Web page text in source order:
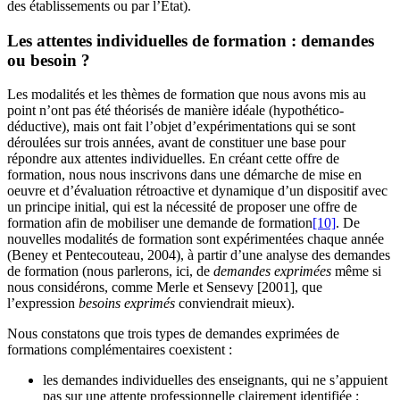
des établissements ou par l’État).
Les attentes individuelles de formation : demandes
ou besoin ?
Les modalités et les thèmes de formation que nous avons mis au
point n’ont pas été théorisés de manière idéale (hypothético-
déductive), mais ont fait l’objet d’expérimentations qui se sont
déroulées sur trois années, avant de constituer une base pour
répondre aux attentes individuelles. En créant cette offre de
formation, nous nous inscrivons dans une démarche de mise en
oeuvre et d’évaluation rétroactive et dynamique d’un dispositif avec
un principe initial, qui est la nécessité de proposer une offre de
formation afin de mobiliser une demande de formation[10]. De
nouvelles modalités de formation sont expérimentées chaque année
(Beney et Pentecouteau, 2004), à partir d’une analyse des demandes
de formation (nous parlerons, ici, de demandes exprimées même si
nous considérons, comme Merle et Sensevy [2001], que
l’expression besoins exprimés conviendrait mieux).
Nous constatons que trois types de demandes exprimées de
formations complémentaires coexistent :
les demandes individuelles des enseignants, qui ne s’appuient
pas sur une attente professionnelle clairement identifiée ;